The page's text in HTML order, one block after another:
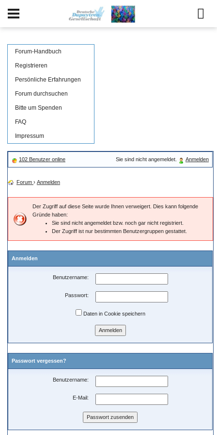
Forum-Handbuch
Registrieren
Persönliche Erfahrungen
Forum durchsuchen
Bitte um Spenden
FAQ
Impressum
102 Benutzer online Sie sind nicht angemeldet. Anmelden
Forum › Anmelden
Der Zugriff auf diese Seite wurde Ihnen verweigert. Dies kann folgende
Gründe haben:
Sie sind nicht angemeldet bzw. noch gar nicht registriert.
Der Zugriff ist nur bestimmten Benutzergruppen gestattet.
Anmelden
Benutzername:
Passwort:
Daten in Cookie speichern
Passwort vergessen?
Benutzername:
E-Mail: